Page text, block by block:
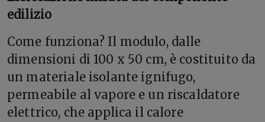
edilizio
Come funziona? Il modulo, dalle
dimensioni di 100 x 50 cm, è costituito da
un materiale isolante ignifugo,
permeabile al vapore e un riscaldatore
elettrico, che applica il calore